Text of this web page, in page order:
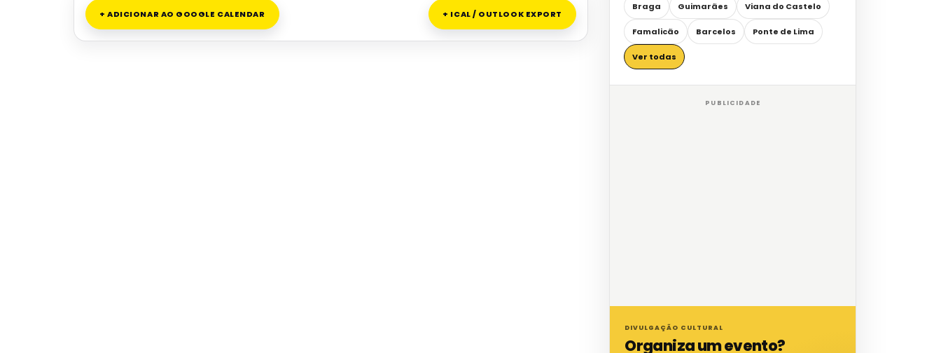
+ ADICIONAR AO GOOGLE CALENDAR + ICAL / OUTLOOK EXPORT
Braga Guimarães Viana do Castelo
Famalicão Barcelos Ponte de Lima
Ver todas
PUBLICIDADE
DIVULGAÇÃO CULTURAL
Organiza um evento?